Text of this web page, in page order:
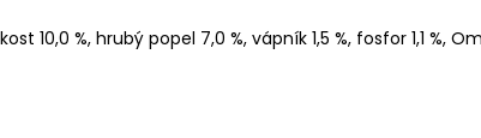
10,0 %, hrubý popel 7,0 %, vápník 1,5 %, fosfor 1,1 %,